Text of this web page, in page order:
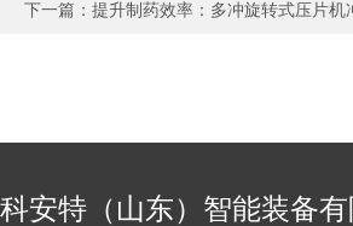
下一篇： 提升制药效率：多冲旋转式压片机
科安特（山东）智能装备有